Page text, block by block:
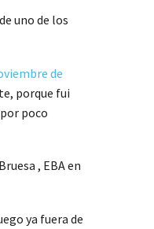
uno de los
de
porque fui
poco
, EBA en
ya fuera de